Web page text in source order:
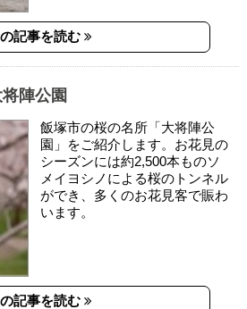
記事を読む
陣公園
飯塚市の桜の名所「大将陣公
園」をご紹介します。お花見の
シーズンには約2,500本ものソ
メイヨシノによる桜のトンネル
ができ、多くのお花見客で賑わ
います。
記事を読む